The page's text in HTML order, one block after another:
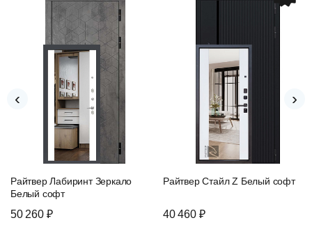
Райтвер Лабиринт Зеркало
Белый софт
50 260 ₽
Райтвер Стайл Z Белый софт
40 460 ₽
‹ ›